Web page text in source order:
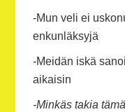
-Mun veli ei
enkunläksyjä
-Meidän iskä
aikaisin
-Minkäs takia